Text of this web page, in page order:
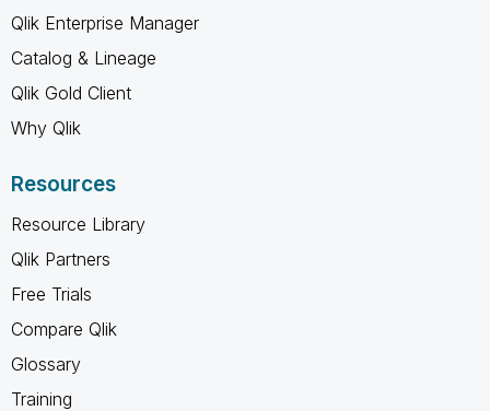
Qlik Enterprise Manager
Catalog & Lineage
Qlik Gold Client
Why Qlik
Resources
Resource Library
Qlik Partners
Free Trials
Compare Qlik
Glossary
Training